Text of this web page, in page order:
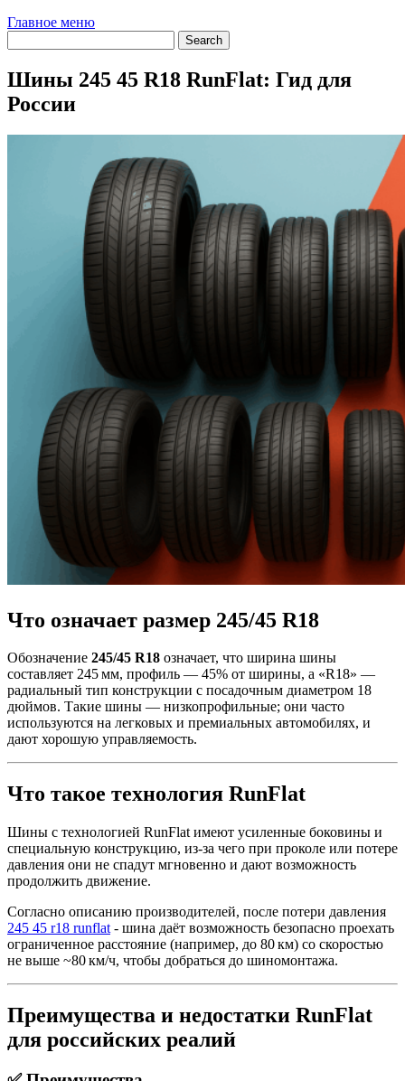
Главное меню
Шины 245 45 R18 RunFlat: Гид для
России
Что означает размер 245/45 R18
Обозначение 245/45 R18 означает, что ширина шины
составляет 245 мм, профиль — 45% от ширины, а «R18» —
радиальный тип конструкции с посадочным диаметром 18
дюймов. Такие шины — низкопрофильные; они часто
используются на легковых и премиальных автомобилях, и
дают хорошую управляемость.
Что такое технология RunFlat
Шины с технологией RunFlat имеют усиленные боковины и
специальную конструкцию, из‑за чего при проколе или потере
давления они не спадут мгновенно и дают возможность
продолжить движение.
Согласно описанию производителей, после потери давления
245 45 r18 runflat ‑ шина даёт возможность безопасно проехать
ограниченное расстояние (например, до 80 км) со скоростью
не выше ~80 км/ч, чтобы добраться до шиномонтажа.
Преимущества и недостатки RunFlat
для российских реалий